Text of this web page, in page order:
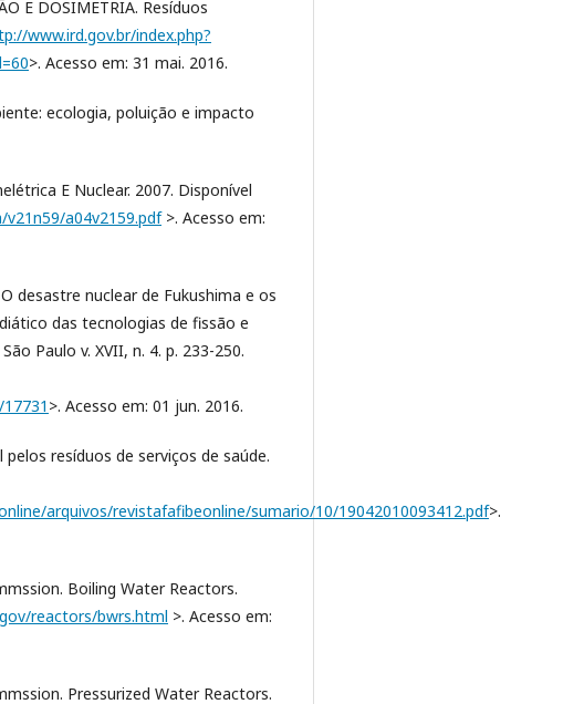
E DOSIMETRIA. Resíduos
www.ird.gov.br/index.php?
>. Acesso em: 31 mai. 2016.
ecologia, poluição e impacto
E Nuclear. 2007. Disponível
a04v2159.pdf>. Acesso em:
O desastre nuclear de Fukushima e os
das tecnologias de fissão e
Paulo v. XVII, n. 4. p. 233-250.
>. Acesso em: 01 jun. 2016.
resíduos de serviços de saúde.
arquivos/revistafafibeonline/sumario/10/19042010093412.pdf>.
Boiling Water Reactors.
reactors/bwrs.html >. Acesso em:
Pressurized Water Reactors.